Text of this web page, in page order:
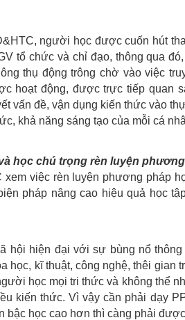
người học được cuốn hút
tổ chức và chỉ đạo, thông qua
thụ động trông chờ vào việc
hoạt động, được trực tiếp quan
vấn đề, vận dụng kiến thức vào
khả năng sáng tạo của mỗi cá
học chú trọng rèn luyện
xem việc rèn luyện phương pháp
pháp nâng cao hiệu quả học
hội hiện đại với sự bùng nổ
học, kĩ thuật, công nghệ, thêi gian
học mọi tri thức và không thể
kiến thức. Vì vậy cần phải dạy
bậc học cao hơn thì càng phải